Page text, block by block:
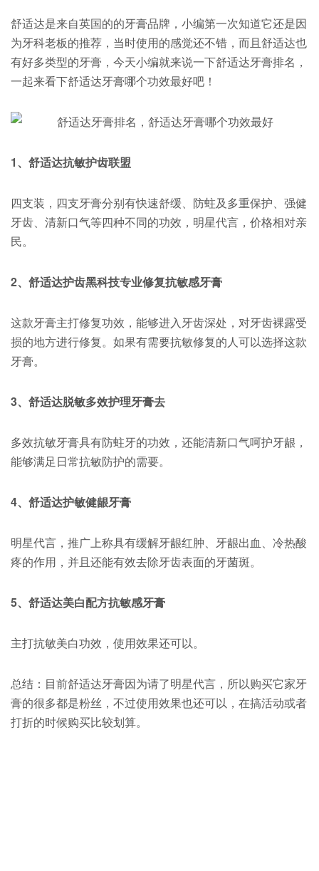
舒适达是来自英国的的牙膏品牌，小编第一次知道它还是因
为牙科老板的推荐，当时使用的感觉还不错，而且舒适达也
有好多类型的牙膏，今天小编就来说一下舒适达牙膏排名，
一起来看下舒适达牙膏哪个功效最好吧！
1、舒适达抗敏护齿联盟
四支装，四支牙膏分别有快速舒缓、防蛀及多重保护、强健
牙齿、清新口气等四种不同的功效，明星代言，价格相对亲
民。
2、舒适达护齿黑科技专业修复抗敏感牙膏
这款牙膏主打修复功效，能够进入牙齿深处，对牙齿裸露受
损的地方进行修复。如果有需要抗敏修复的人可以选择这款
牙膏。
3、舒适达脱敏多效护理牙膏去
多效抗敏牙膏具有防蛀牙的功效，还能清新口气呵护牙龈，
能够满足日常抗敏防护的需要。
4、舒适达护敏健龈牙膏
明星代言，推广上称具有缓解牙龈红肿、牙龈出血、冷热酸
疼的作用，并且还能有效去除牙齿表面的牙菌斑。
5、舒适达美白配方抗敏感牙膏
主打抗敏美白功效，使用效果还可以。
总结：目前舒适达牙膏因为请了明星代言，所以购买它家牙
膏的很多都是粉丝，不过使用效果也还可以，在搞活动或者
打折的时候购买比较划算。